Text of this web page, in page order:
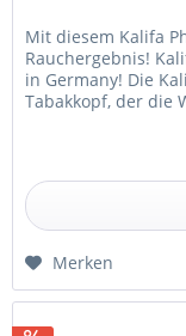
Mit diesem Kalifa
Rauchergebnis!
in Germany! Die
Tabakkopf, der die
Merken